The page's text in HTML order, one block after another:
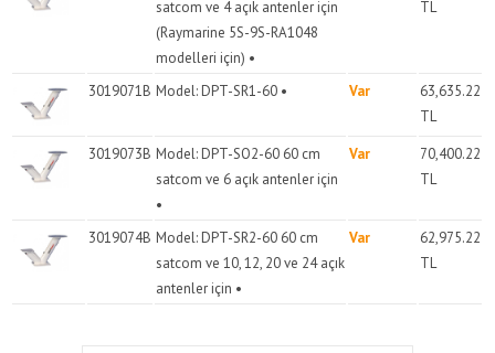
satcom ve 4 açık antenler için
(Raymarine 5S-9S-RA1048
modelleri için) •
TL
3019071B Model: DPT-SR1-60 • Var
63,635.22
TL
3019073B Model: DPT-SO2-60 60 cm
satcom ve 6 açık antenler için
•
Var
70,400.22
TL
3019074B Model: DPT-SR2-60 60 cm
satcom ve 10, 12, 20 ve 24 açık
antenler için •
Var
62,975.22
TL